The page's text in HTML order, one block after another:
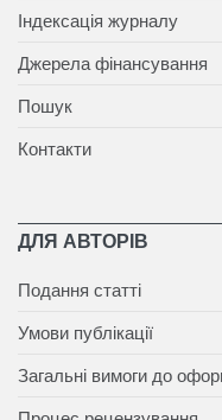
Індексація журналу
Джерела фінансування
Пошук
Контакти
ДЛЯ АВТОРІВ
Подання статті
Умови публікації
Загальні вимоги до